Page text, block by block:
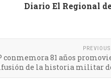
Diario El Regional
conmemora 81 años
de la historia militar